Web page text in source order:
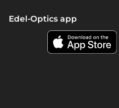
Edel-Optics app